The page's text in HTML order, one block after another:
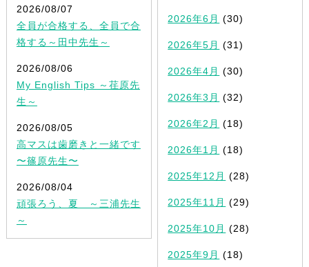
2026/08/07
全員が合格する、全員で合
格する～田中先生～
2026/08/06
My English Tips ～荏原先
生～
2026/08/05
高マスは歯磨きと一緒です
〜篠原先生〜
2026/08/04
頑張ろう、夏 ～三浦先生
～
2026年6月 (30)
2026年5月 (31)
2026年4月 (30)
2026年3月 (32)
2026年2月 (18)
2026年1月 (18)
2025年12月 (28)
2025年11月 (29)
2025年10月 (28)
2025年9月 (18)